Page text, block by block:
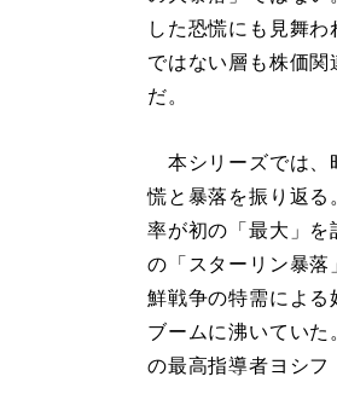
した恐慌にも見舞
ではない層も株価
だ。
本シリーズでは、
慌と暴落を振り返る
率が初の「最大」を
の「スターリン暴落
鮮戦争の特需によ
ブームに沸いてい
の最高指導者ヨシフ